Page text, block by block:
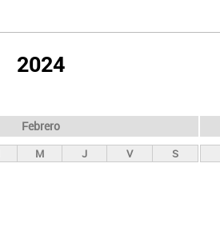
2024
Febrero
M J V S